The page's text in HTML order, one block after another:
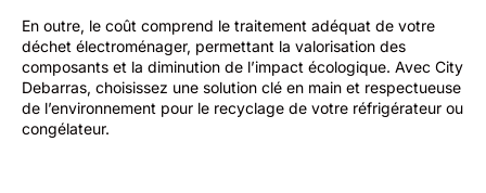
En outre, le coût comprend le traitement adéquat de votre
déchet électroménager, permettant la valorisation des
composants et la diminution de l’impact écologique. Avec City
Debarras, choisissez une solution clé en main et respectueuse
de l’environnement pour le recyclage de votre réfrigérateur ou
congélateur.